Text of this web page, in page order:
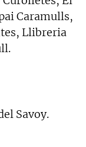
Caramulls,
Llibreria
Savoy.